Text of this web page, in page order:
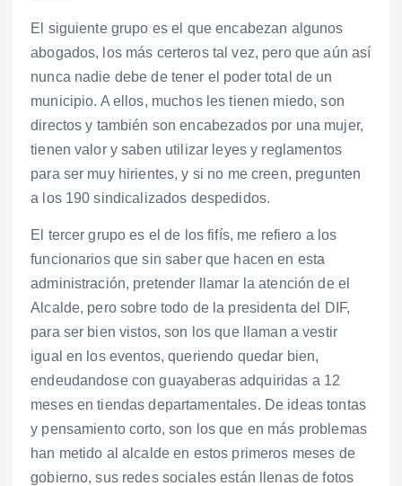
El siguiente grupo es el que encabezan algunos
abogados, los más certeros tal vez, pero que aún así
nunca nadie debe de tener el poder total de un
municipio. A ellos, muchos les tienen miedo, son
directos y también son encabezados por una mujer,
tienen valor y saben utilizar leyes y reglamentos
para ser muy hirientes, y si no me creen, pregunten
a los 190 sindicalizados despedidos.
El tercer grupo es el de los fifís, me refiero a los
funcionarios que sin saber que hacen en esta
administración, pretender llamar la atención de el
Alcalde, pero sobre todo de la presidenta del DIF,
para ser bien vistos, son los que llaman a vestir
igual en los eventos, queriendo quedar bien,
endeudandose con guayaberas adquiridas a 12
meses en tiendas departamentales. De ideas tontas
y pensamiento corto, son los que en más problemas
han metido al alcalde en estos primeros meses de
gobierno, sus redes sociales están llenas de fotos